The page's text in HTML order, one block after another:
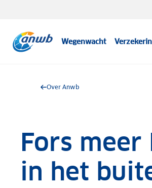
Wegenwacht
Over Anwb
Fors
in het